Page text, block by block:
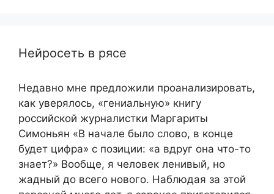
Нейросеть в рясе
Недавно мне предложили проанализировать,
как уверялось, «гениальную» книгу
российской журналистки Маргариты
Симоньян «В начале было слово, в конце
будет цифра» с позиции: «а вдруг она что-то
знает?» Вообще, я человек ленивый, но
жадный до всего нового. Наблюдая за этой